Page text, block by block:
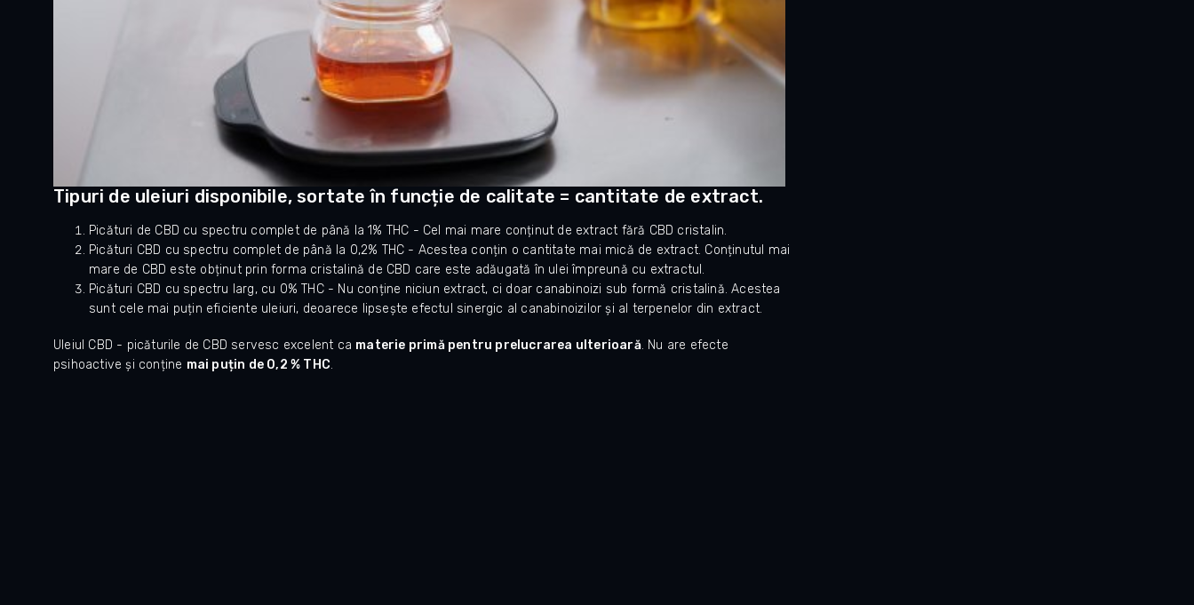
Tipuri de uleiuri disponibile, sortate în funcție de calitate = cantitate de extract.
Picături de CBD cu spectru complet de până la 1% THC - Cel mai mare conținut de extract fără CBD cristalin.
Picături CBD cu spectru complet de până la 0,2% THC - Acestea conțin o cantitate mai mică de extract. Conținutul mai
mare de CBD este obținut prin forma cristalină de CBD care este adăugată în ulei împreună cu extractul.
Picături CBD cu spectru larg, cu 0% THC - Nu conține niciun extract, ci doar canabinoizi sub formă cristalină. Acestea
sunt cele mai puțin eficiente uleiuri, deoarece lipsește efectul sinergic al canabinoizilor și al terpenelor din extract.
Uleiul CBD - picăturile de CBD servesc excelent ca materie primă pentru prelucrarea ulterioară. Nu are efecte
psihoactive și conține mai puțin de 0,2 % THC.